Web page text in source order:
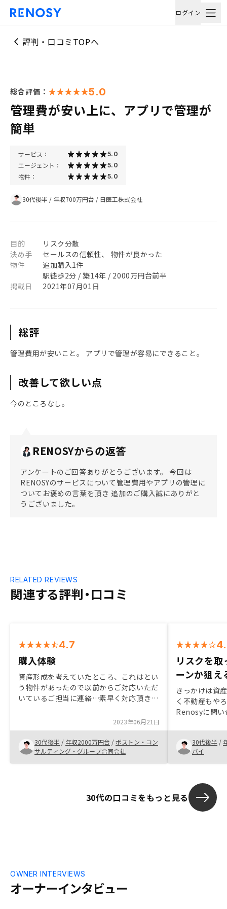
ログイン
評判・口コミTOPへ
総合評価： 5.0
管理費が安い上に、アプリで管理が
簡単
サービス： 5.0
エージェント： 5.0
物件： 5.0
30代後半 / 年収700万円台 / 日医工株式会社
目的
リスク分散
決め手
セールスの信頼性、 物件が良かった
物件
追加購入1件
駅徒歩2分 / 築14年 / 2000万円台前半
掲載日
2021年07月01日
総評
管理費用が安いこと。 アプリで管理が容易にできること。
改善して欲しい点
今のところなし。
RENOSYからの返答
アンケートのご回答ありがとうございます。 今回は
RENOSYのサービスについて管理費用やアプリの管理に
ついてお褒めの言葉を頂き 追加のご購入誠にありがと
うございました。
関連する評判・口コミ
RELATED REVIEWS
4.7
購入体験
資産形成を考えていたところ、これはとい
う物件があったので以前からご対応いただ
いているご担当に連絡…素早く対応頂きま
が親身に相談に乗ってもらいました。また
購入するときもRENOSYにしようと思いま
す！
2023年06月21日
30代後半 / 年収2000万円台 /ボストン・コン
サルティング・グループ合同会社
リスクを
ーンか狙え
きっかけは資
く不動産もや
Renosyに問い
しており、そ
またシミュレ
くれてため、
た。 しかし万
に4桁以上の
あったので決
に至らなかっ
30代後半 /
バイ
30代の口コミをもっと見る
オーナーインタビュー
OWNER INTERVIEWS